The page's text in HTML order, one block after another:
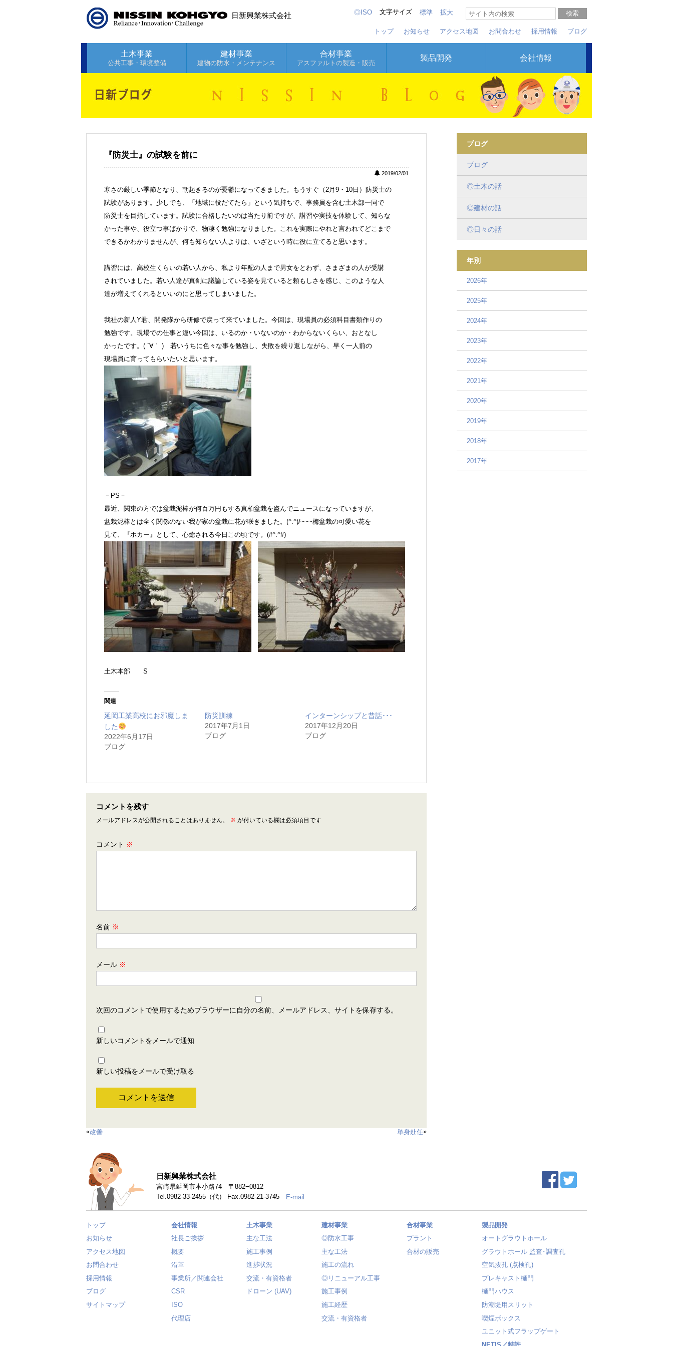
日新興業株式会社 ◎ISO 文字サイズ 標準 拡大
ブログ
採用情報
お問合わせ
アクセス地図
お知らせ
トップ
土木事業
公共工事・環境整備
建材事業
建物の防水・メンテナンス
合材事業
アスファルトの製造・販売
製品開発 会社情報
『防災士』の試験を前に
2019/02/01
寒さの厳しい季節となり、朝起きるのが憂鬱になってきました。もうすぐ（2月9・10日）防災士の
試験があります。少しでも、「地域に役だてたら」という気持ちで、事務員を含む土木部一同で
防災士を目指しています。試験に合格したいのは当たり前ですが、講習や実技を体験して、知らな
かった事や、役立つ事ばかりで、物凄く勉強になりました。これを実際にやれと言われてどこまで
できるかわかりませんが、何も知らない人よりは、いざという時に役に立てると思います。
講習には、高校生くらいの若い人から、私より年配の人まで男女をとわず、さまざまの人が受講
されていました。若い人達が真剣に議論している姿を見ていると頼もしさを感じ、このような人
達が増えてくれるといいのにと思ってしまいました。
我社の新人Y君、開発隊から研修で戻って来ていました。今回は、現場員の必須科目書類作りの
勉強です。現場での仕事と違い今回は、いるのか・いないのか・わからないくらい、おとなし
かったです。( ´∀｀ ) 若いうちに色々な事を勉強し、失敗を繰り返しながら、早く一人前の
現場員に育ってもらいたいと思います。
－PS－
最近、関東の方では盆栽泥棒が何百万円もする真柏盆栽を盗んでニュースになっていますが、
盆栽泥棒とは全く関係のない我が家の盆栽に花が咲きました。(^.^)/~~~梅盆栽の可愛い花を
見て、『ホカー』として、心癒される今日この頃です。(#^.^#)
土木本部 S
関連
延岡工業高校にお邪魔しま
した
2022年6月17日
ブログ
防災訓練
2017年7月1日
ブログ
インターンシップと昔話･･･
2017年12月20日
ブログ
コメントを残す
メールアドレスが公開されることはありません。 ※ が付いている欄は必須項目です
コメント ※
名前 ※
メール ※
次回のコメントで使用するためブラウザーに自分の名前、メールアドレス、サイトを保存する。
新しいコメントをメールで通知
新しい投稿をメールで受け取る
«改善 単身赴任»
ブログ
ブログ
◎土木の話
◎建材の話
◎日々の話
年別
2026年
2025年
2024年
2023年
2022年
2021年
2020年
2019年
2018年
2017年
日新興業株式会社
宮崎県延岡市本小路74 〒882−0812
Tel.0982-33-2455（代） Fax.0982-21-3745 E-mail
トップ
お知らせ
アクセス地図
お問合わせ
採用情報
ブログ
サイトマップ
会社情報
社長ご挨拶
概要
沿革
事業所／関連会社
CSR
ISO
代理店
土木事業
主な工法
施工事例
進捗状況
交流・有資格者
ドローン (UAV)
建材事業
◎防水工事
主な工法
施工の流れ
◎リニューアル工事
施工事例
施工経歴
交流・有資格者
合材事業
プラント
合材の販売
製品開発
オートグラウトホール
グラウトホール 監査･調査孔
空気抜孔 (点検孔)
プレキャスト樋門
樋門ハウス
防潮堤用スリット
喫煙ボックス
ユニット式フラップゲート
NETIS／特許